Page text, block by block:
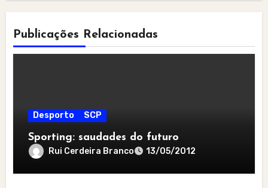
Publicações Relacionadas
Desporto SCP
Sporting: saudades do futuro
Rui Cerdeira Branco 13/05/2012